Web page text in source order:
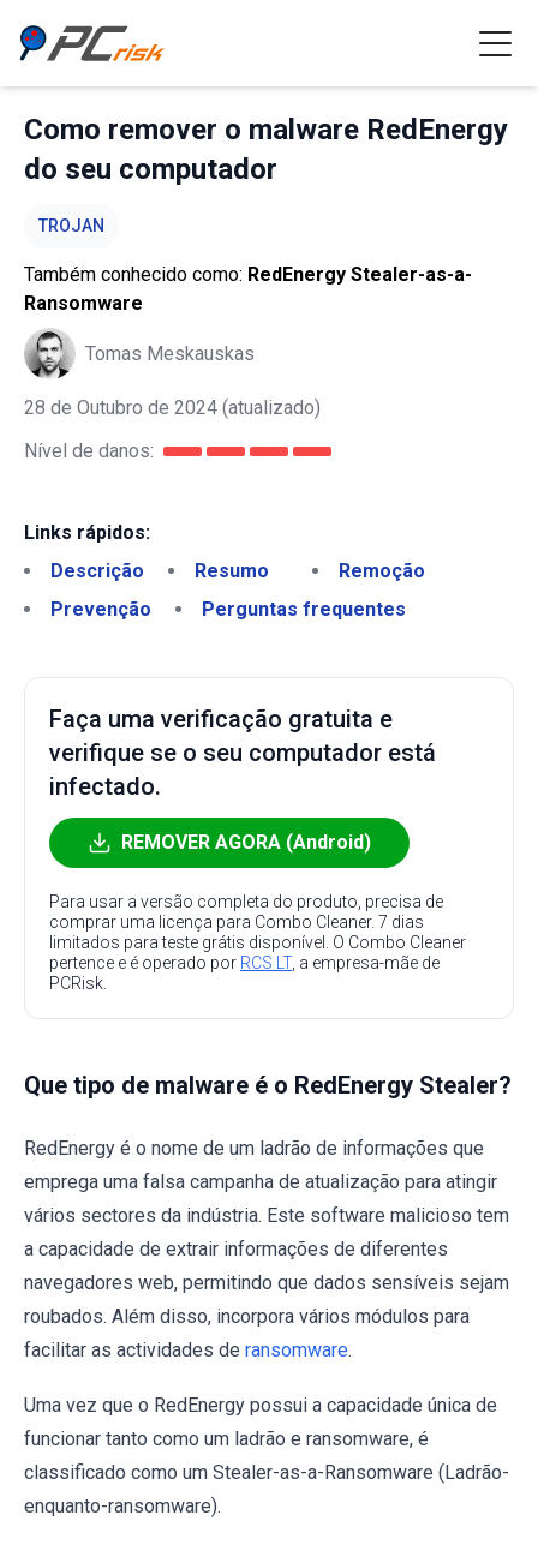
Como remover o malware RedEnergy
do seu computador
TROJAN
Também conhecido como: RedEnergy Stealer-as-a-
Ransomware
Tomas Meskauskas
28 de Outubro de 2024 (atualizado)
Nível de danos:
Links rápidos:
Descrição
Resumo
Remoção
Prevenção
Perguntas frequentes
Faça uma verificação gratuita e
verifique se o seu computador está
infectado.
REMOVER AGORA (Android)
Para usar a versão completa do produto, precisa de
comprar uma licença para Combo Cleaner. 7 dias
limitados para teste grátis disponível. O Combo Cleaner
pertence e é operado por RCS LT, a empresa-mãe de
PCRisk.
Que tipo de malware é o RedEnergy Stealer?
RedEnergy é o nome de um ladrão de informações que
emprega uma falsa campanha de atualização para atingir
vários sectores da indústria. Este software malicioso tem
a capacidade de extrair informações de diferentes
navegadores web, permitindo que dados sensíveis sejam
roubados. Além disso, incorpora vários módulos para
facilitar as actividades de ransomware.
Uma vez que o RedEnergy possui a capacidade única de
funcionar tanto como um ladrão e ransomware, é
classificado como um Stealer-as-a-Ransomware (Ladrão-
enquanto-ransomware).